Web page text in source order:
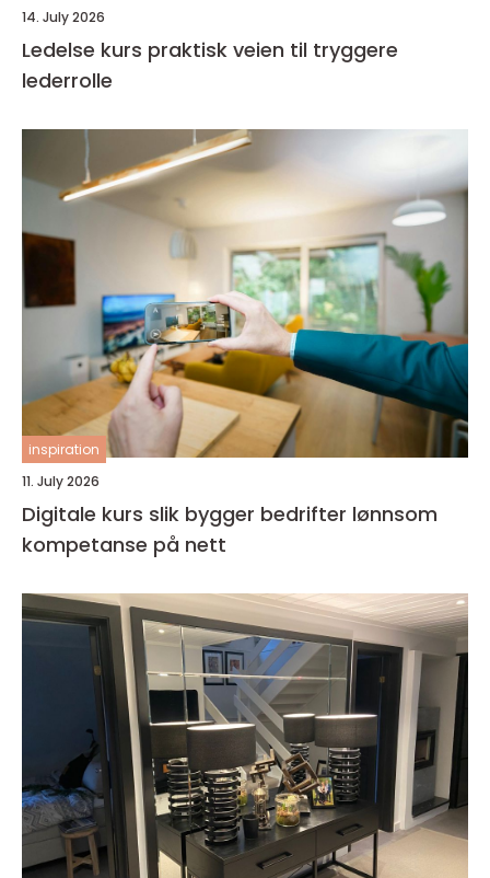
14. July 2026
Ledelse kurs praktisk veien til tryggere
lederrolle
inspiration
11. July 2026
Digitale kurs slik bygger bedrifter lønnsom
kompetanse på nett